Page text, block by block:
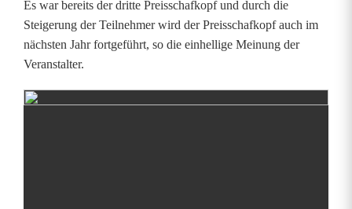
m
g
r
Es war bereits der dritte Preisschafkopf und durch die
Steigerung der Teilnehmer wird der Preisschafkopf auch im
nächsten Jahr fortgeführt, so die einhellige Meinung der
Veranstalter.